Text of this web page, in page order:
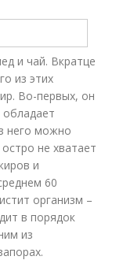
и чай. Вкратце
из этих
Во-первых, он
обладает
него можно
не хватает
и
60
организм –
в порядок
из